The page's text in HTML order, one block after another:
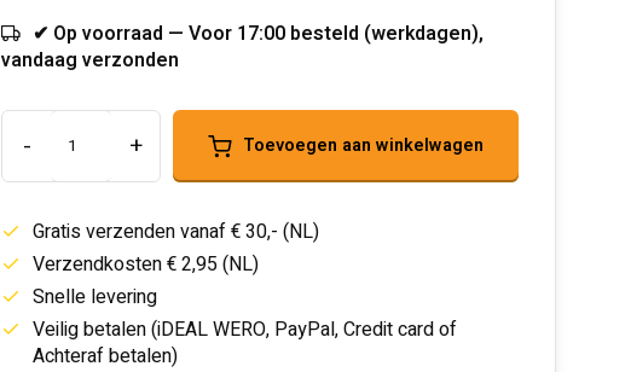
✔ Op voorraad — Voor 17:00 besteld (werkdagen),
vandaag verzonden
- + Toevoegen aan winkelwagen
Gratis verzenden vanaf € 30,- (NL)
Verzendkosten € 2,95 (NL)
Snelle levering
Veilig betalen (iDEAL WERO, PayPal, Credit card of
Achteraf betalen)